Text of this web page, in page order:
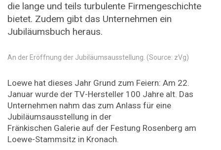
die lange und teils turbulente Firmengeschichte
bietet. Zudem gibt das Unternehmen ein
Jubiläumsbuch heraus.
An der Eröffnung der Jubiläumsausstellung. (Source: zVg)
Loewe hat dieses Jahr Grund zum Feiern: Am 22.
Januar wurde der TV-Hersteller 100 Jahre alt. Das
Unternehmen nahm das zum Anlass für eine
Jubiläumsausstellung in der
Fränkischen Galerie auf der Festung Rosenberg am
Loewe-Stammsitz in Kronach.